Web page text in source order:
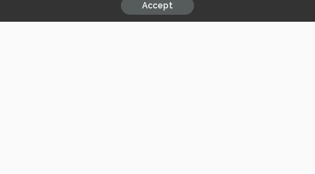
auf einzigartige Weise ein ovales Gesicht und sorgt dafür,
dass Sie sich täglich selbstbewusst und stilvoll fühlen.
Accept